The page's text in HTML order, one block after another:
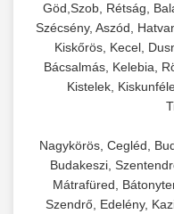
chef-
élelmiszer-
Hatékony
chef-
🔥 24. Ipari
Kereskedelmi
kapacitású
chef-
❄️ 25. Ipari
💧 26. Ipari
Kereskedelmi
Göd,Szob, Rétság,
Szécsény, Aszód,
Kiskőrös, Kecel,
Bácsalmás, Kelebia,
Kistelek,
Nagykörös, Cegléd,
Budakeszi,
Mátrafüred,
Szendrő, Edelény,